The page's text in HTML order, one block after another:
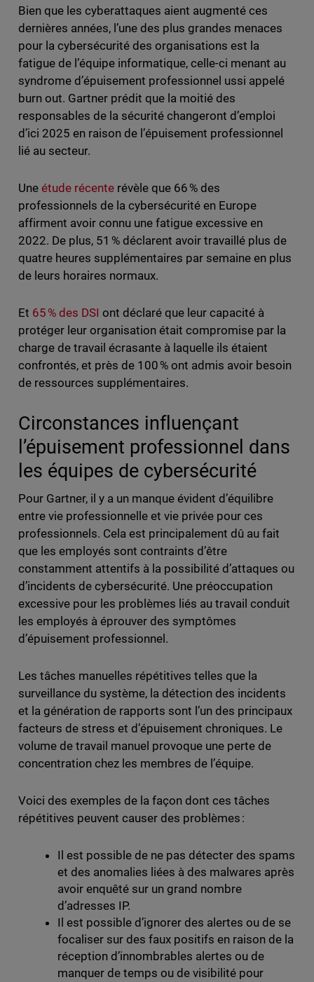
Bien que les cyberattaques aient augmenté ces
dernières années, l’une des plus grandes menaces
pour la cybersécurité des organisations est la
fatigue de l’équipe informatique, celle-ci menant au
syndrome d’épuisement professionnel ussi appelé
burn out. Gartner prédit que la moitié des
responsables de la sécurité changeront d’emploi
d’ici 2025 en raison de l’épuisement professionnel
lié au secteur.
Une étude récenterévèle que 66 % des
professionnels de la cybersécurité en Europe
affirment avoir connu une fatigue excessive en
2022. De plus, 51 % déclarent avoir travaillé plus de
quatre heures supplémentaires par semaine en plus
de leurs horaires normaux.
Et 65 % des DSI ont déclaré que leur capacité à
protéger leur organisation était compromise par la
charge de travail écrasante à laquelle ils étaient
confrontés, et près de 100 % ont admis avoir besoin
de ressources supplémentaires.
Circonstances influençant
l’épuisement professionnel dans
les équipes de cybersécurité
Pour Gartner, il y a un manque évident d’équilibre
entre vie professionnelle et vie privée pour ces
professionnels. Cela est principalement dû au fait
que les employés sont contraints d’être
constamment attentifs à la possibilité d’attaques ou
d’incidents de cybersécurité. Une préoccupation
excessive pour les problèmes liés au travail conduit
les employés à éprouver des symptômes
d’épuisement professionnel.
Les tâches manuelles répétitives telles que la
surveillance du système, la détection des incidents
et la génération de rapports sont l’un des principaux
facteurs de stress et d’épuisement chroniques. Le
volume de travail manuel provoque une perte de
concentration chez les membres de l’équipe.
Voici des exemples de la façon dont ces tâches
répétitives peuvent causer des problèmes :
Il est possible de ne pas détecter des spams
et des anomalies liées à des malwares après
avoir enquêté sur un grand nombre
d’adresses IP.
Il est possible d’ignorer des alertes ou de se
focaliser sur des faux positifs en raison de la
réception d’innombrables alertes ou de
manquer de temps ou de visibilité pour